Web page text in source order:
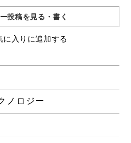
投稿を見る・書く
入りに追加する
いを残しながらも汚れやメイクア
ノロジー
かせ続ける天性の保水力で、肌の